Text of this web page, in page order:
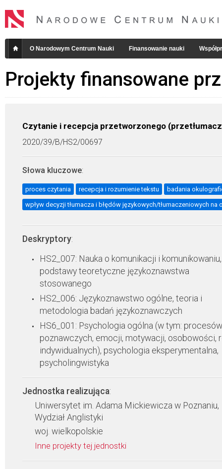
O Narodowym Centrum Nauki Finansowanie nauki
Projekty finansowane
Czytanie i recepcja przetworzonego
2020/39/B/HS2/00697
Słowa kluczowe:
proces czytania recepcja i rozumienie tekstu badania
wpływ decyzji tłumacza i błędów językowych/tłumaczeniowych na
Deskryptory:
HS2_007: Nauka o komunikacji i komunikowaniu,
podstawy teoretyczne językoznawstwa
stosowanego
HS2_006: Językoznawstwo ogólne, teoria i
metodologia badań językoznawczych
HS6_001: Psychologia ogólna (w tym: procesów
poznawczych, emocji, motywacji, osobowości,
indywidualnych), psychologia eksperymentalna,
psycholingwistyka
Jednostka realizująca:
Uniwersytet im. Adama Mickiewicza w Poznaniu,
Wydział Anglistyki
woj. wielkopolskie
Inne projekty tej jednostki